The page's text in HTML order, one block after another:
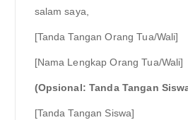
salam saya,
[Tanda Tangan Orang Tua/Wali]
[Nama Lengkap Orang Tua/Wali]
(Opsional: Tanda Tangan
[Tanda Tangan Siswa]